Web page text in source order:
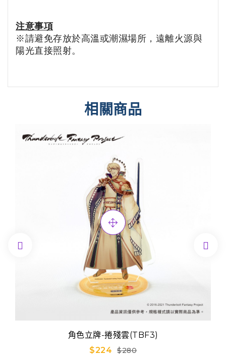
注意事項
※請避免存放於高溫或潮濕場所，遠離火源與
陽光直接照射。
相關商品
角色立牌-捲殘雲(TBF3)
$224
$280
 